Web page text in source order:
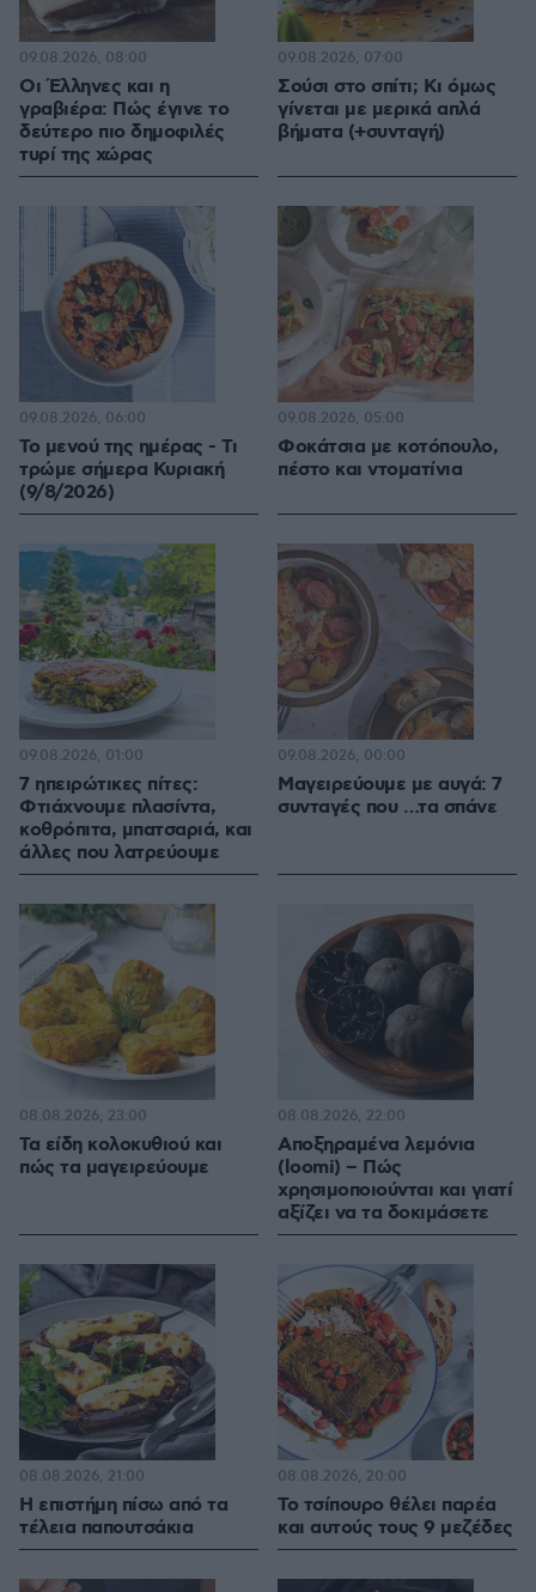
Οι Έλληνες και η
γραβιέρα: Πώς έγινε το
δεύτερο πιο δημοφιλές
τυρί της χώρας
09.08.2026, 08:00
Σούσι στο σπίτι; Κι όμως
γίνεται με μερικά απλά
βήματα (+συνταγή)
09.08.2026, 07:00
Το μενού της ημέρας - Τι
τρώμε σήμερα Κυριακή
(9/8/2026)
09.08.2026, 06:00
Φοκάτσια με κοτόπουλο,
πέστο και ντοματίνια
09.08.2026, 05:00
7 ηπειρώτικες πίτες:
Φτιάχνουμε πλασίντα,
κοθρόπιτα, μπατσαριά, και
άλλες που λατρεύουμε
09.08.2026, 01:00
Μαγειρεύουμε με αυγά: 7
συνταγές που …τα σπάνε
09.08.2026, 00:00
Τα είδη κολοκυθιού και
πώς τα μαγειρεύουμε
08.08.2026, 23:00
Αποξηραμένα λεμόνια
(loomi) – Πώς
χρησιμοποιούνται και γιατί
αξίζει να τα δοκιμάσετε
08.08.2026, 22:00
Η επιστήμη πίσω από τα
τέλεια παπουτσάκια
08.08.2026, 21:00
Το τσίπουρο θέλει παρέα
και αυτούς τους 9 μεζέδες
08.08.2026, 20:00